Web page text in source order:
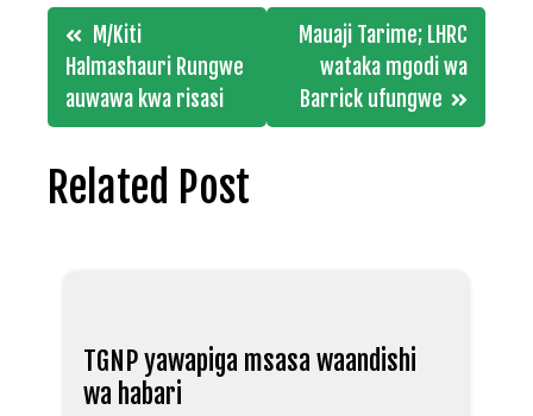
Post
navigation
M/Kiti
Halmashauri Rungwe
auwawa kwa risasi
Mauaji Tarime; LHRC
wataka mgodi wa
Barrick ufungwe
Related Post
TGNP yawapiga msasa waandishi
wa habari